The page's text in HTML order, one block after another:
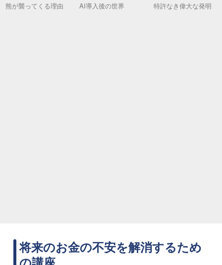
熊が襲ってくる理由 AI導入後の世界 特許なき偉大な発明
将来のお金の不安を解消するため